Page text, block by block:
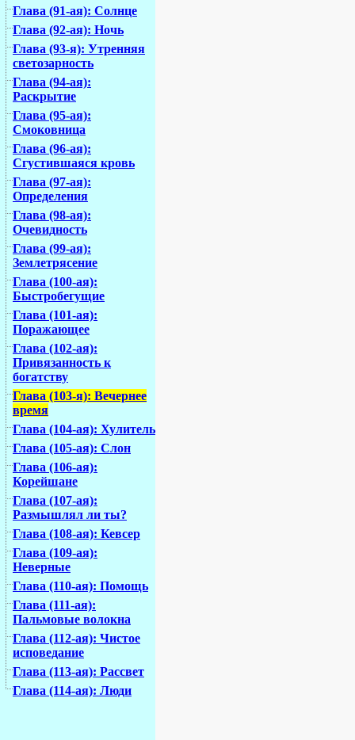
Глава (91-ая): Солнце
Глава (92-ая): Ночь
Глава (93-я): Утренняя
светозарность
Глава (94-ая):
Раскрытие
Глава (95-ая):
Смоковница
Глава (96-ая):
Сгустившаяся кровь
Глава (97-ая):
Определения
Глава (98-ая):
Очевидность
Глава (99-ая):
Землетрясение
Глава (100-ая):
Быстробегущие
Глава (101-ая):
Поражающее
Глава (102-ая):
Привязанность к
богатству
Глава (103-я): Вечернее
время
Глава (104-ая): Хулитель
Глава (105-ая): Слон
Глава (106-ая):
Корейшане
Глава (107-ая):
Размышлял ли ты?
Глава (108-ая): Кевсер
Глава (109-ая):
Неверные
Глава (110-ая): Помощь
Глава (111-ая):
Пальмовые волокна
Глава (112-ая): Чистое
исповедание
Глава (113-ая): Рассвет
Глава (114-ая): Люди